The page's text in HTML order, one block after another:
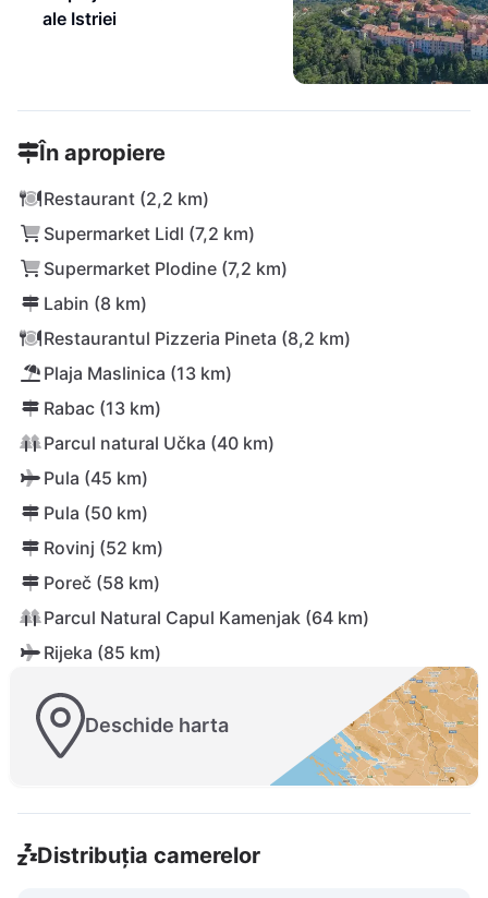
ale Istriei
În apropiere
Restaurant (2,2 km)
Supermarket Lidl (7,2 km)
Supermarket Plodine (7,2 km)
Labin (8 km)
Restaurantul Pizzeria Pineta (8,2 km)
Plaja Maslinica (13 km)
Rabac (13 km)
Parcul natural Učka (40 km)
Pula (45 km)
Pula (50 km)
Rovinj (52 km)
Poreč (58 km)
Parcul Natural Capul Kamenjak (64 km)
Rijeka (85 km)
Deschide harta
Distribuția camerelor